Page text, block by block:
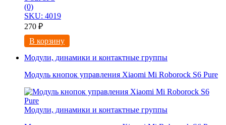
(0)
SKU: 4019
270 ₽
В корзину
Модули, динамики и контактные группы
Модуль кнопок управления Xiaomi Mi Roborock S6 Pure
Модули, динамики и контактные группы